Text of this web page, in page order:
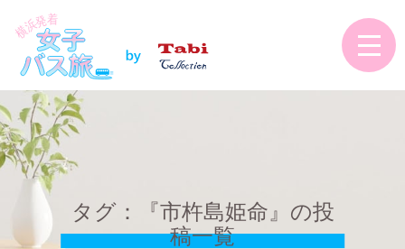
タグ：『市杵島姫命』の投
稿一覧